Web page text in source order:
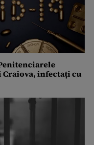
Craiova, infectați cu